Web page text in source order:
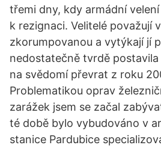
třemi dny, kdy armádní
k rezignaci. Velitelé považují
zkorumpovanou a vytýkají jí
nedostatečně tvrdě
na svědomí převrat z roku
Problematikou oprav
zarážek jsem se začal
té době bylo vybudováno v
stanice Pardubice